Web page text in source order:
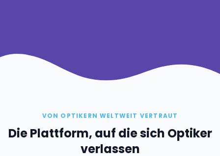
VON OPTIKERN WELTWEIT VERTRAUT
Die Plattform, auf die sich Optiker
verlassen